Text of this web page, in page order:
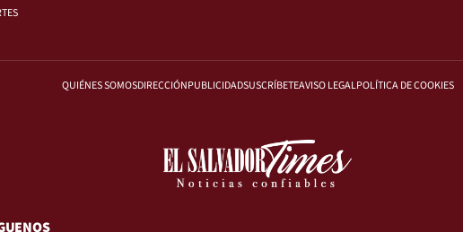
QUIÉNES SOMOSDIRECCIÓNPUBLICIDADSUSCRÍBETEAVISO LEGALPOLÍTICA DE COOKIES